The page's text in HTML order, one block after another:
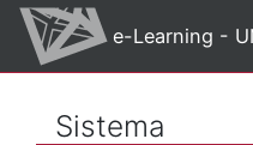
Vai al contenuto principale
e-Learning -
Sistema